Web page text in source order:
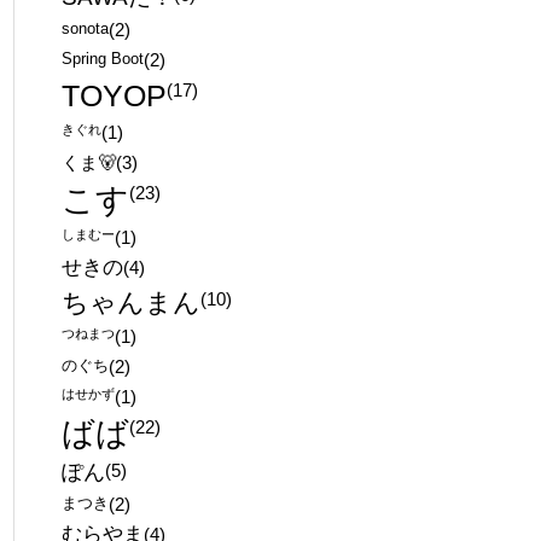
sonota(2)
Spring Boot(2)
TOYOP(17)
きぐれ(1)
くま🐻(3)
こす(23)
しまむー(1)
せきの(4)
ちゃんまん(10)
つねまつ(1)
のぐち(2)
はせかず(1)
ばば(22)
ぽん(5)
まつき (2)
むらやま (4)